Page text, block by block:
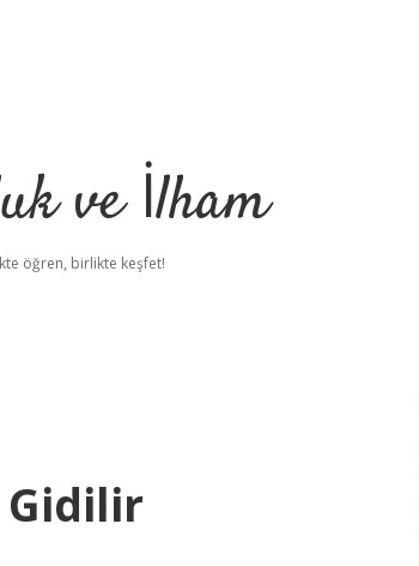
ve İlham
öğren, birlikte keşfet!
Gidilir